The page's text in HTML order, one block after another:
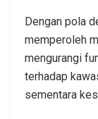
Dengan pola
memperoleh
mengurangi
terhadap
sementara